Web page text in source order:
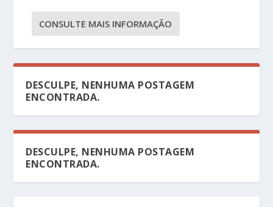
CONSULTE MAIS INFORMAÇÃO
DESCULPE, NENHUMA POSTAGEM
ENCONTRADA.
DESCULPE, NENHUMA POSTAGEM
ENCONTRADA.